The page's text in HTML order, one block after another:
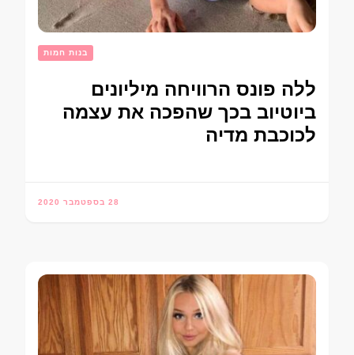
בנות חמות
ללה פונס הרוויחה מיליונים
ביוטיוב בכך שהפכה את עצמה
לכוכבת מדיה
28 בספטמבר 2020